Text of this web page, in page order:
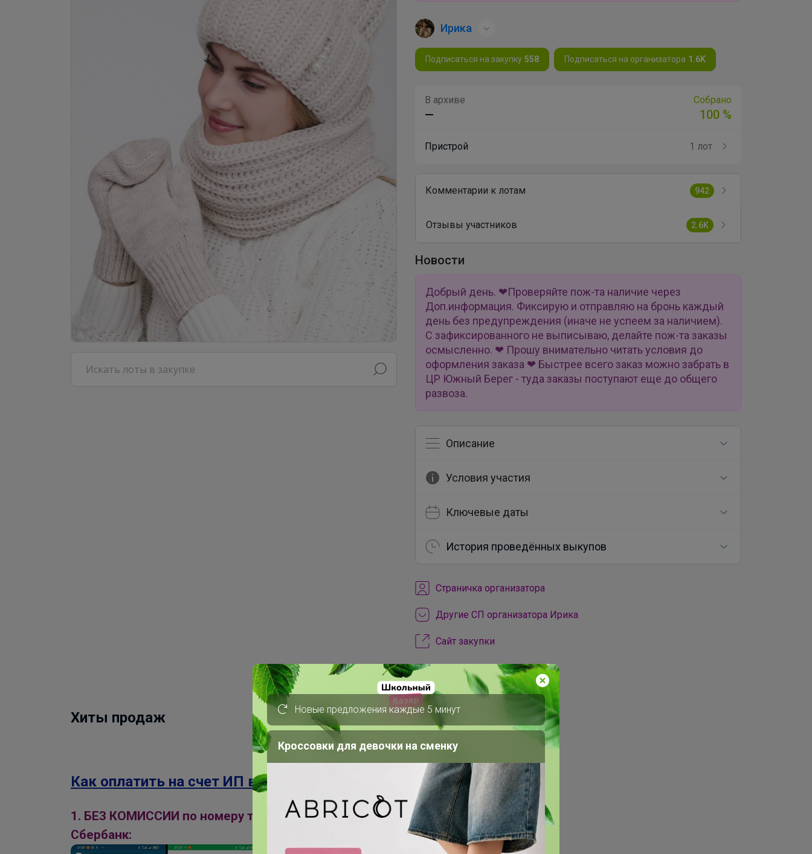
Ирика
Подписаться на закупку 558 Подписаться на организатора 1.6K
В архиве
—
Собрано
100 %
Пристрой 1 лот
Комментарии к лотам 942
Отзывы участников 2.6K
Новости
Добрый день. ❤Проверяйте пож-та наличие через
Доп.информация. Фиксирую и отправляю на бронь каждый
день без предупреждения (иначе не успеем за наличием).
С зафиксированного не выписываю, делайте пож-та заказы
осмысленно. ❤ Прошу внимательно читать условия до
оформления заказа ❤ Быстрее всего заказ можно забрать в
ЦР Южный Берег - туда заказы поступают еще до общего
развоза.
Описание
Условия участия
Ключевые даты
История проведённых выкупов
Cтраничка организатора
Другие СП организатора Ирика
Сайт закупки
Торговые марки
Фабрика шапок™
Хиты продаж
Как оплатить на счет ИП в банке Точка:
1. БЕЗ КОМИССИИ по номеру телефона через систему быстрых платежей
Сбербанк:
Новые предложения каждые 5 минут
Кроссовки для девочки на сменку